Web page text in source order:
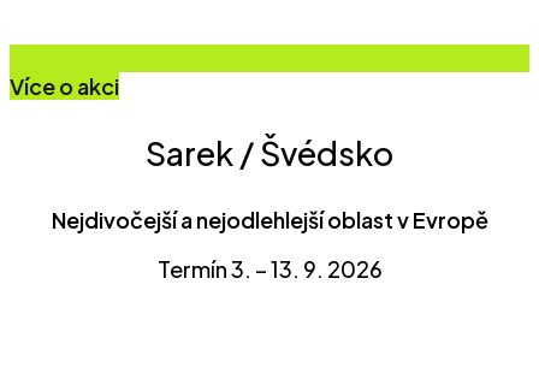
Více o akci
Sarek / Švédsko
Nejdivočejší a nejodlehlejší oblast v Evropě
Termín 3. – 13. 9. 2026